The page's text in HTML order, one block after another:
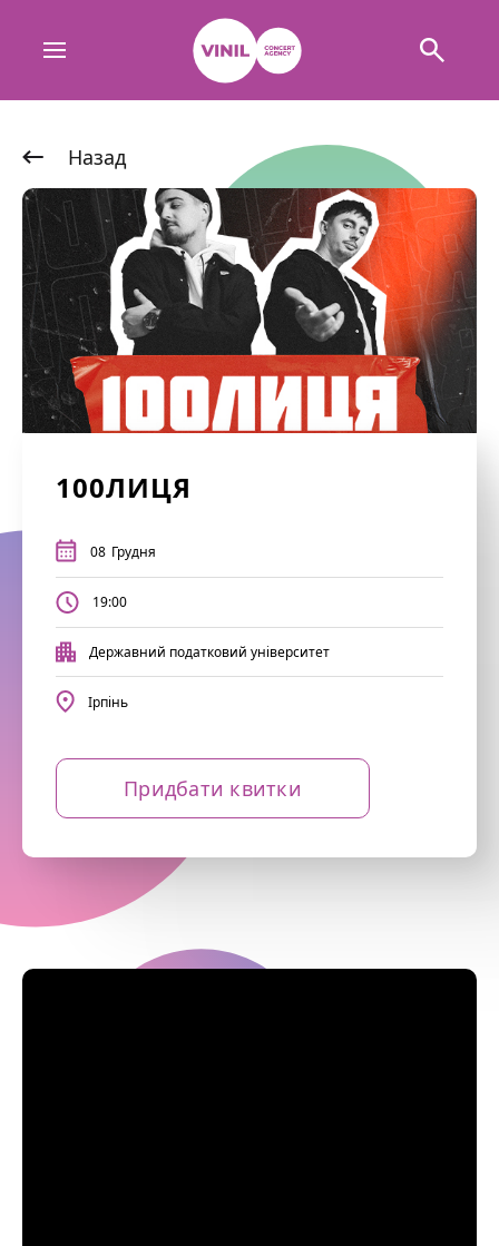
Назад
100ЛИЦЯ
08 Грудня
19:00
Державний податковий університет
Ірпінь
Придбати квитки